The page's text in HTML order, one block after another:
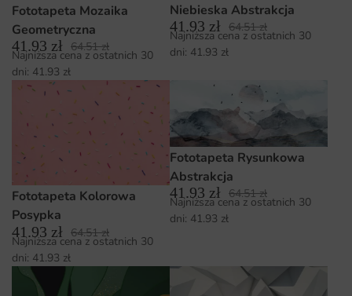
Fototapeta Mozaika
Geometryczna
41.93 zł 64.51zł
Najniższa cena z ostatnich 30
dni: 41.93 zł
Niebieska Abstrakcja
41.93 zł 64.51zł
Najniższa cena z ostatnich 30
dni: 41.93 zł
Fototapeta Kolorowa
Posypka
41.93 zł 64.51zł
Najniższa cena z ostatnich 30
dni: 41.93 zł
Fototapeta Rysunkowa
Abstrakcja
41.93 zł 64.51zł
Najniższa cena z ostatnich 30
dni: 41.93 zł